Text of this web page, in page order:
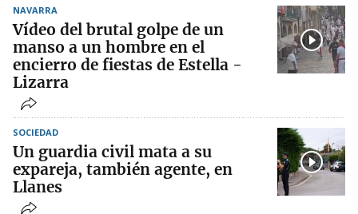
NAVARRA
Vídeo del brutal golpe de un
manso a un hombre en el
encierro de fiestas de Estella -
Lizarra
SOCIEDAD
Un guardia civil mata a su
expareja, también agente, en
Llanes